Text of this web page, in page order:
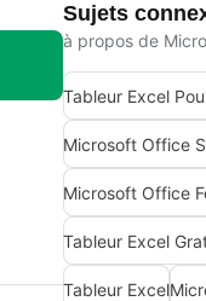
Sujets
à propos de
Tableur Excel
Microsoft Office
Microsoft Office
Tableur Excel
Tableur Excel